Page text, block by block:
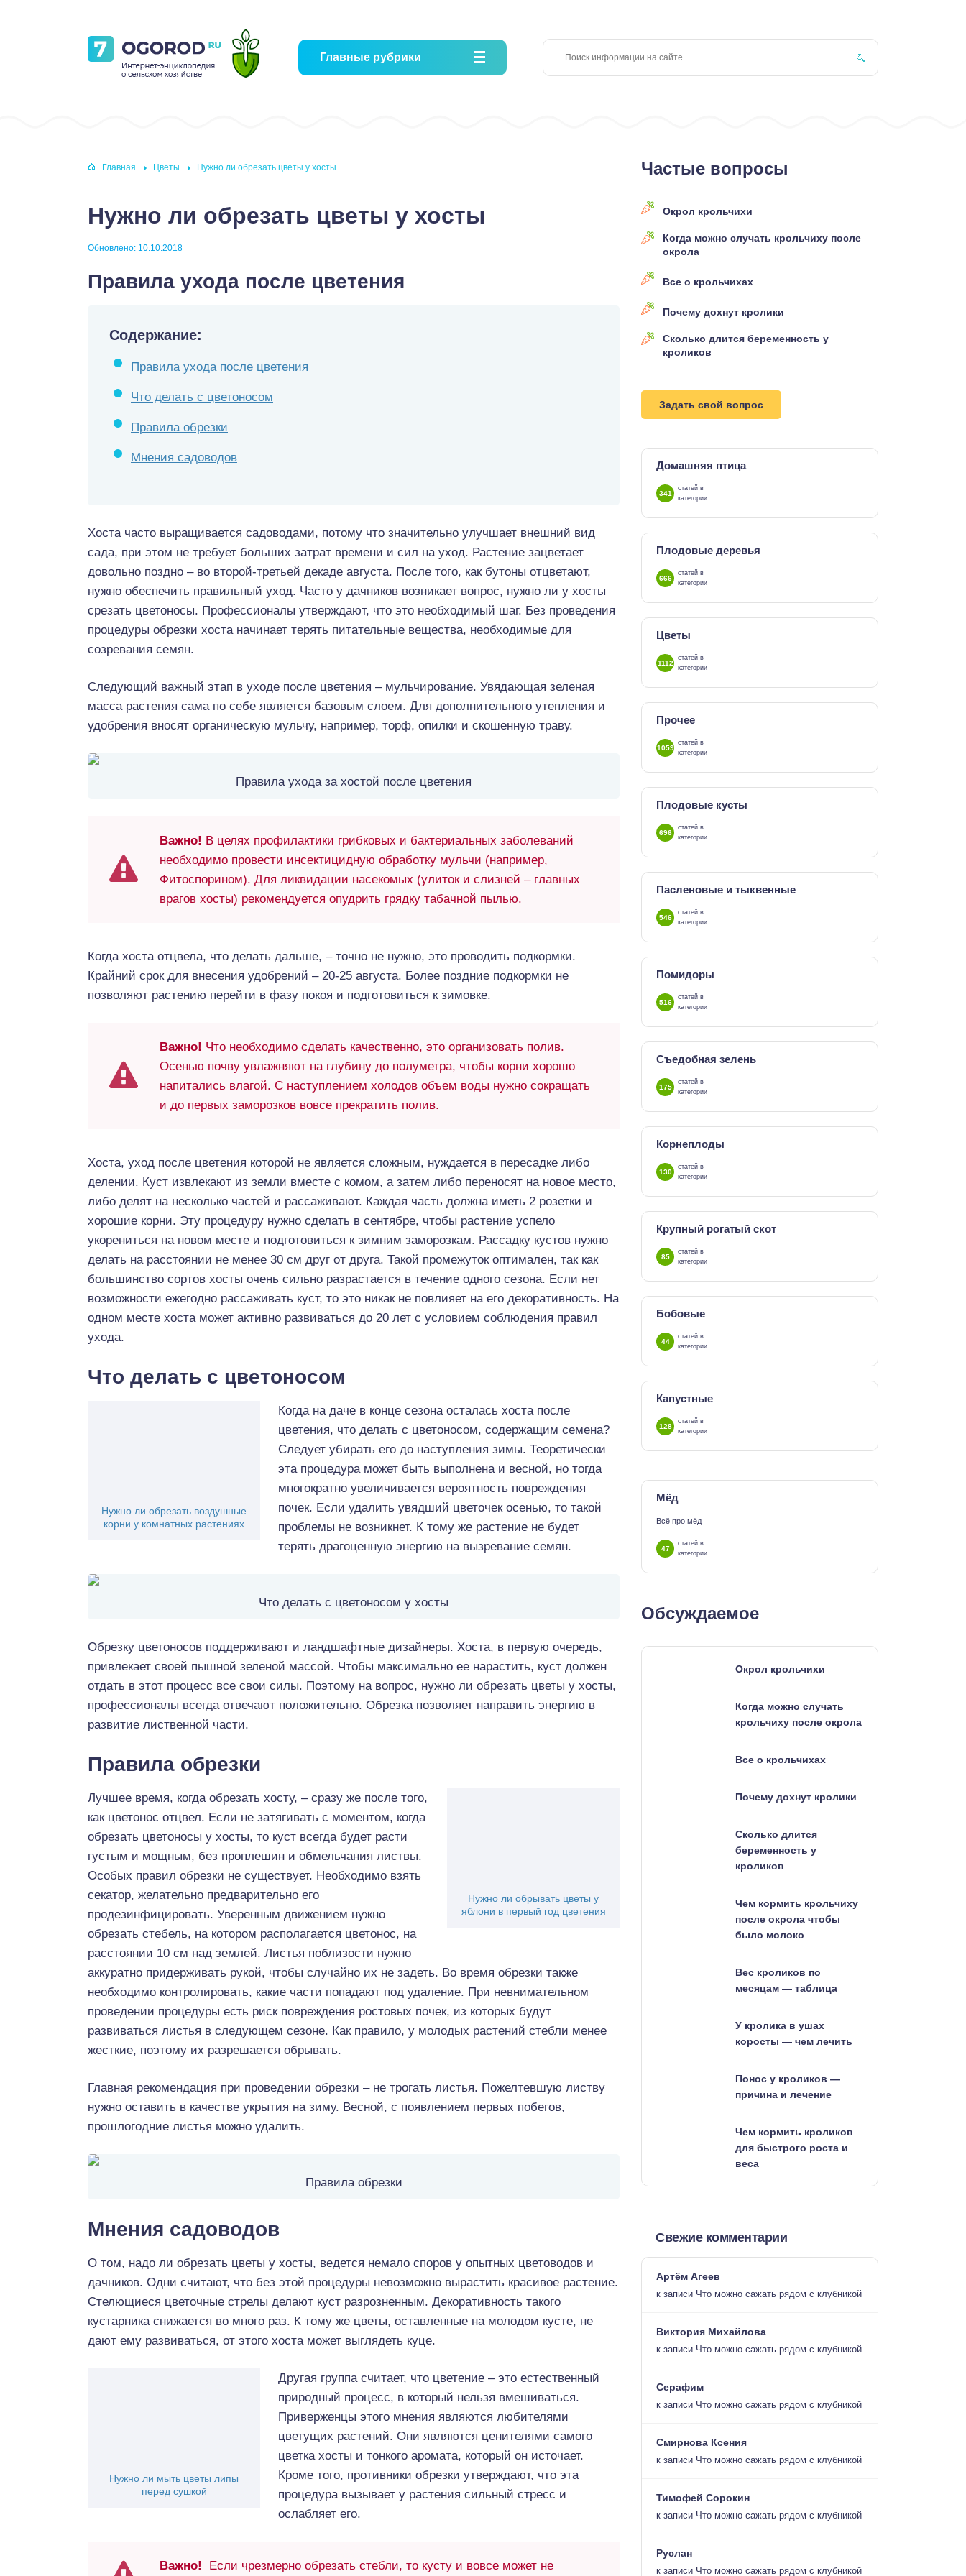
Главные рубрики
Главная Цветы Нужно ли обрезать цветы у хосты
Нужно ли обрезать цветы у хосты
Обновлено: 10.10.2018
Правила ухода после цветения
Содержание:
Правила ухода после цветения
Что делать с цветоносом
Правила обрезки
Мнения садоводов
Хоста часто выращивается садоводами, потому что значительно улучшает внешний вид
сада, при этом не требует больших затрат времени и сил на уход. Растение зацветает
довольно поздно – во второй-третьей декаде августа. После того, как бутоны отцветают,
нужно обеспечить правильный уход. Часто у дачников возникает вопрос, нужно ли у хосты
срезать цветоносы. Профессионалы утверждают, что это необходимый шаг. Без проведения
процедуры обрезки хоста начинает терять питательные вещества, необходимые для
созревания семян.
Следующий важный этап в уходе после цветения – мульчирование. Увядающая зеленая
масса растения сама по себе является базовым слоем. Для дополнительного утепления и
удобрения вносят органическую мульчу, например, торф, опилки и скошенную траву.
Правила ухода за хостой после цветения
Важно! В целях профилактики грибковых и бактериальных заболеваний
необходимо провести инсектицидную обработку мульчи (например,
Фитоспорином). Для ликвидации насекомых (улиток и слизней – главных
врагов хосты) рекомендуется опудрить грядку табачной пылью.
Когда хоста отцвела, что делать дальше, – точно не нужно, это проводить подкормки.
Крайний срок для внесения удобрений – 20-25 августа. Более поздние подкормки не
позволяют растению перейти в фазу покоя и подготовиться к зимовке.
Важно! Что необходимо сделать качественно, это организовать полив.
Осенью почву увлажняют на глубину до полуметра, чтобы корни хорошо
напитались влагой. С наступлением холодов объем воды нужно сокращать
и до первых заморозков вовсе прекратить полив.
Хоста, уход после цветения которой не является сложным, нуждается в пересадке либо
делении. Куст извлекают из земли вместе с комом, а затем либо переносят на новое место,
либо делят на несколько частей и рассаживают. Каждая часть должна иметь 2 розетки и
хорошие корни. Эту процедуру нужно сделать в сентябре, чтобы растение успело
укорениться на новом месте и подготовиться к зимним заморозкам. Рассадку кустов нужно
делать на расстоянии не менее 30 см друг от друга. Такой промежуток оптимален, так как
большинство сортов хосты очень сильно разрастается в течение одного сезона. Если нет
возможности ежегодно рассаживать куст, то это никак не повлияет на его декоративность. На
одном месте хоста может активно развиваться до 20 лет с условием соблюдения правил
ухода.
Что делать с цветоносом
Нужно ли обрезать воздушные
корни у комнатных растениях
Когда на даче в конце сезона осталась хоста после
цветения, что делать с цветоносом, содержащим семена?
Следует убирать его до наступления зимы. Теоретически
эта процедура может быть выполнена и весной, но тогда
многократно увеличивается вероятность повреждения
почек. Если удалить увядший цветочек осенью, то такой
проблемы не возникнет. К тому же растение не будет
терять драгоценную энергию на вызревание семян.
Что делать с цветоносом у хосты
Обрезку цветоносов поддерживают и ландшафтные дизайнеры. Хоста, в первую очередь,
привлекает своей пышной зеленой массой. Чтобы максимально ее нарастить, куст должен
отдать в этот процесс все свои силы. Поэтому на вопрос, нужно ли обрезать цветы у хосты,
профессионалы всегда отвечают положительно. Обрезка позволяет направить энергию в
развитие лиственной части.
Правила обрезки
Нужно ли обрывать цветы у
яблони в первый год цветения
Лучшее время, когда обрезать хосту, – сразу же после того,
как цветонос отцвел. Если не затягивать с моментом, когда
обрезать цветоносы у хосты, то куст всегда будет расти
густым и мощным, без проплешин и обмельчания листвы.
Особых правил обрезки не существует. Необходимо взять
секатор, желательно предварительно его
продезинфицировать. Уверенным движением нужно
обрезать стебель, на котором располагается цветонос, на
расстоянии 10 см над землей. Листья поблизости нужно
аккуратно придерживать рукой, чтобы случайно их не задеть. Во время обрезки также
необходимо контролировать, какие части попадают под удаление. При невнимательном
проведении процедуры есть риск повреждения ростовых почек, из которых будут
развиваться листья в следующем сезоне. Как правило, у молодых растений стебли менее
жесткие, поэтому их разрешается обрывать.
Главная рекомендация при проведении обрезки – не трогать листья. Пожелтевшую листву
нужно оставить в качестве укрытия на зиму. Весной, с появлением первых побегов,
прошлогодние листья можно удалить.
Правила обрезки
Мнения садоводов
О том, надо ли обрезать цветы у хосты, ведется немало споров у опытных цветоводов и
дачников. Одни считают, что без этой процедуры невозможно вырастить красивое растение.
Стелющиеся цветочные стрелы делают куст разрозненным. Декоративность такого
кустарника снижается во много раз. К тому же цветы, оставленные на молодом кусте, не
дают ему развиваться, от этого хоста может выглядеть куце.
Нужно ли мыть цветы липы
перед сушкой
Другая группа считает, что цветение – это естественный
природный процесс, в который нельзя вмешиваться.
Приверженцы этого мнения являются любителями
цветущих растений. Они являются ценителями самого
цветка хосты и тонкого аромата, который он источает.
Кроме того, противники обрезки утверждают, что эта
процедура вызывает у растения сильный стресс и
ослабляет его.
Важно! Если чрезмерно обрезать стебли, то кусту и вовсе может не
Частые вопросы
Окрол крольчихи
Когда можно случать крольчиху после
окрола
Все о крольчихах
Почему дохнут кролики
Сколько длится беременность у
кроликов
Задать свой вопрос
Домашняя птица
341
статей в
категории
Плодовые деревья
666
статей в
категории
Цветы
1112
статей в
категории
Прочее
1059
статей в
категории
Плодовые кусты
696
статей в
категории
Пасленовые и тыквенные
546
статей в
категории
Помидоры
516
статей в
категории
Съедобная зелень
175
статей в
категории
Корнеплоды
130
статей в
категории
Крупный рогатый скот
85
статей в
категории
Бобовые
44
статей в
категории
Капустные
128
статей в
категории
Мёд
Всё про мёд
47
статей в
категории
Обсуждаемое
Окрол крольчихи
Когда можно случать
крольчиху после окрола
Все о крольчихах
Почему дохнут кролики
Сколько длится
беременность у
кроликов
Чем кормить крольчиху
после окрола чтобы
было молоко
Вес кроликов по
месяцам — таблица
У кролика в ушах
коросты — чем лечить
Понос у кроликов —
причина и лечение
Чем кормить кроликов
для быстрого роста и
веса
Свежие комментарии
Артём Агеев
к записи Что можно сажать рядом с клубникой
Виктория Михайлова
к записи Что можно сажать рядом с клубникой
Серафим
к записи Что можно сажать рядом с клубникой
Смирнова Ксения
к записи Что можно сажать рядом с клубникой
Тимофей Сорокин
к записи Что можно сажать рядом с клубникой
Руслан
к записи Что можно сажать рядом с клубникой